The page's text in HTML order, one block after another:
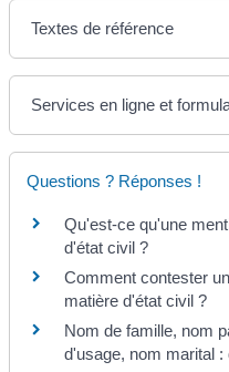
Textes de référence
Services en ligne et
Questions ? Réponses !
Qu'est-ce qu'une
d'état civil ?
Comment contester
matière d'état civil ?
Nom de famille, nom
d'usage, nom marital :